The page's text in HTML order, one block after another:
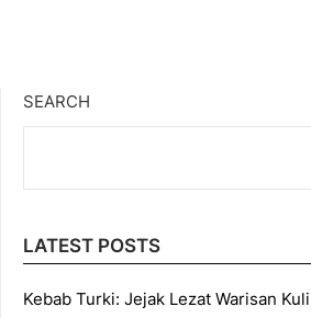
SEARCH
LATEST POSTS
Kebab Turki: Jejak Lezat Warisan